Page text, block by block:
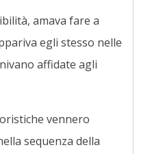
amava fare a
egli stesso nelle
affidate agli
vennero
sequenza della